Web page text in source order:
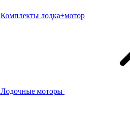
Комплекты лодка+мотор
Лодочные моторы